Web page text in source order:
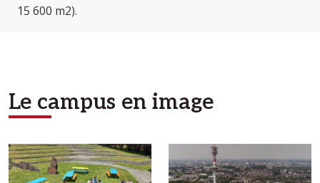
15 600 m2).
Le campus en image
Afficher en diaporama